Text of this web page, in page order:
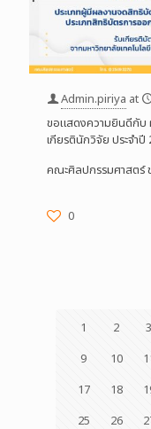
Admin.piriya at
ขอแสดงความยินดีกับ
เกียรตินักวิจัย ประจำปี
คณะศิลปกรรมศาสตร์
0
1 2 3
9
10
17
18
25
26